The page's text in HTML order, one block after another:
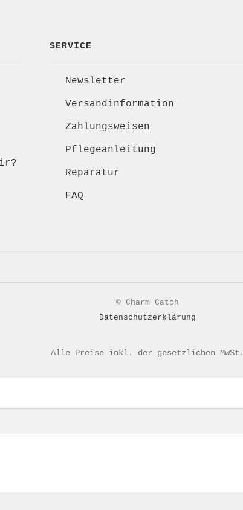
SERVICE
Newsletter
Versandinformation
Zahlungsweisen
Pflegeanleitung
Reparatur
FAQ
© Charm Catch
Datenschutzerklärung
Alle Preise inkl. der gesetzlichen MwSt.